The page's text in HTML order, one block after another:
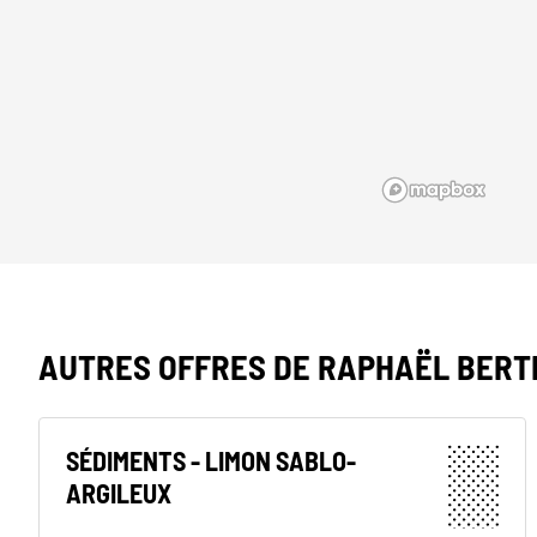
AUTRES OFFRES DE RAPHAËL
SÉDIMENTS - LIMON SABLO-
ARGILEUX